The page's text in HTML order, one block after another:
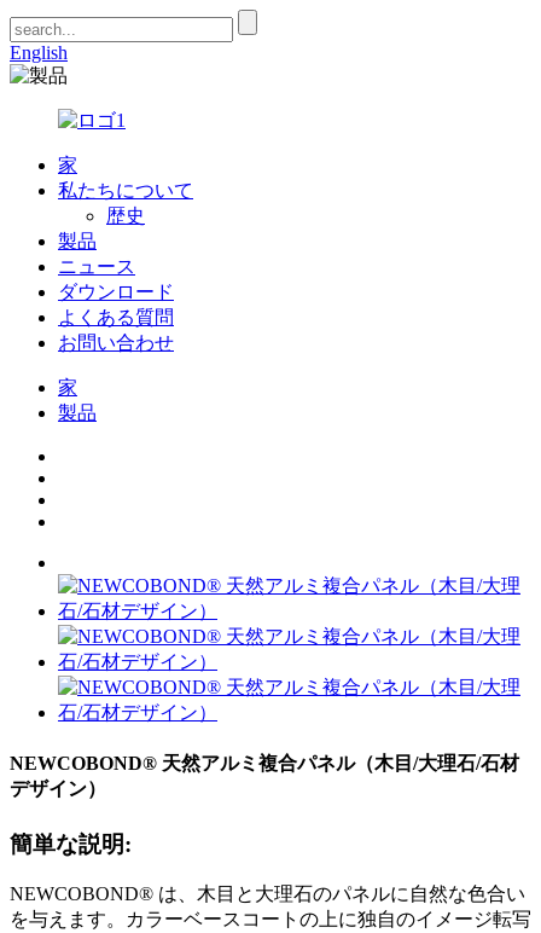
English
家
私たちについて
歴史
製品
ニュース
ダウンロード
よくある質問
お問い合わせ
家
製品
NEWCOBOND® 天然アルミ複合パネル（木目/大理石/石材
デザイン）
簡単な説明:
NEWCOBOND® は、木目と大理石のパネルに自然な色合い
を与えます。カラーベースコートの上に独自のイメージ転写